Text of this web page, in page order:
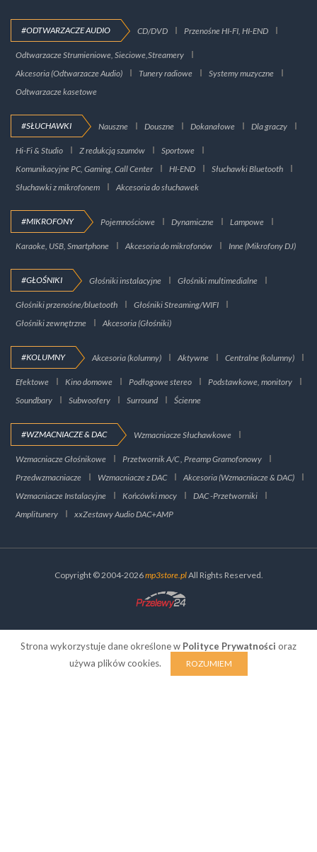
#ODTWARZACZE AUDIO CD/DVD Przenośne HI-FI, HI-END
Odtwarzacze Strumieniowe, Sieciowe,Streamery
Akcesoria (Odtwarzacze Audio)
Tunery radiowe
Systemy muzyczne
Odtwarzacze kasetowe
#SŁUCHAWKI Nauszne Douszne Dokanałowe Dla graczy
Hi-Fi & Studio Z redukcją szumów
Sportowe
Komunikacyjne PC, Gaming, Call Center
HI-END
Słuchawki Bluetooth
Słuchawki z mikrofonem
Akcesoria do słuchawek
#MIKROFONY Pojemnościowe Dynamiczne Lampowe
Karaoke, USB, Smartphone Akcesoria do mikrofonów Inne (Mikrofony DJ)
#GŁOŚNIKI Głośniki instalacyjne Głośniki multimedialne
Głośniki przenośne/bluetooth
Głośniki Streaming/WIFI
Głośniki zewnętrzne
Akcesoria (Głośniki)
#KOLUMNY Akcesoria (kolumny) Aktywne Centralne (kolumny)
Efektowe Kino domowe Podłogowe stereo
Podstawkowe, monitory
Soundbary
Subwoofery Surround Ścienne
#WZMACNIACZE & DAC Wzmacniacze Słuchawkowe
Wzmacniacze Głośnikowe
Przetwornik A/C , Preamp Gramofonowy
Przedwzmacniacze
Wzmacniacze z DAC
Akcesoria (Wzmacniacze & DAC)
Wzmacniacze Instalacyjne
Końcówki mocy
DAC -Przetworniki
Amplitunery
xxZestawy Audio DAC+AMP
Copyright © 2004-2026mp3store.plAll Rights Reserved.
Strona wykorzystuje dane określone w Polityce Prywatności oraz
używa plików cookies.
ROZUMIEM